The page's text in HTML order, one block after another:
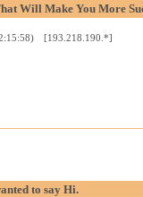
Will Make You More
[193.218.190.*]
to say Hi.